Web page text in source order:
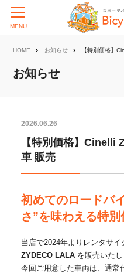
HOME お知らせ 【特別価格】
お知らせ
2026.06.26
【特別価格】Cinelli
車 販売
初めてのロードバ
さ”を味わえる特別
当店で2024年よりレンタサ
ZYDECO LALAを販売いたし
今回ご用意した車両は、通常
MENU